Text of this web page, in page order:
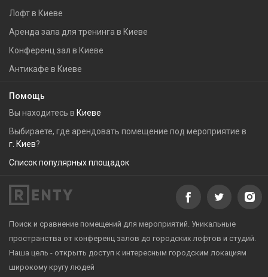
Лофт в Киеве
Аренда зала для тренинга в Киеве
Конференц зал в Киеве
Антикафе в Киеве
Помощь
Вы находитесь в Киеве
Выбираете, где арендовать помещение под мероприятие в
г. Киев?
Список популярных площадок
Поиск и сравнение помещений для мероприятий. Уникальные
пространства от конференц залов до городских лофтов и студий.
Наша цель - открыть доступ к интересным городским локациям
широкому кругу людей